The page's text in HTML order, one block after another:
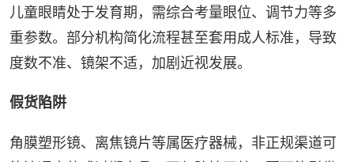
儿童眼睛处于发育期，需综合考量眼位、调节力等多
重参数。部分机构简化流程甚至套用成人标准，导致
度数不准、镜架不适，加剧近视发展。
假货陷阱
角膜塑形镜、离焦镜片等属医疗器械，非正规渠道可